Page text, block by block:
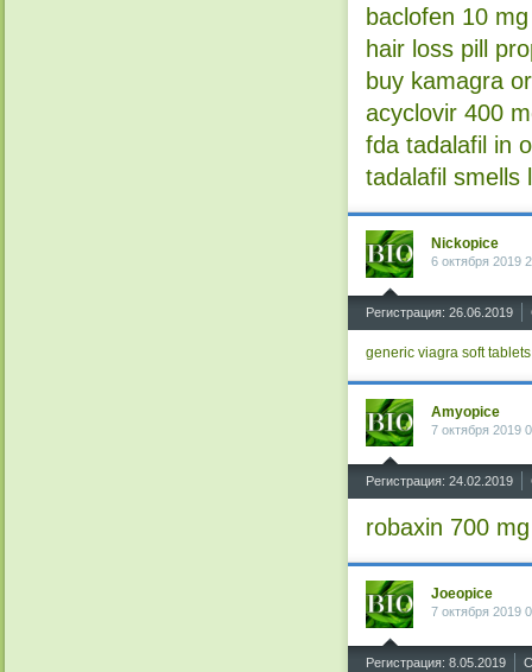
baclofen 10
hair loss pill
buy kamagra
acyclovir 400
fda tadalafil in
tadalafil smells
Nickopice
6 октября 2019
Регистрация: 26.06.2019
generic viagra soft tablets
Amyopice
7 октября 2019
Регистрация: 24.02.2019
robaxin 700 mg
Joeopice
7 октября 2019
Регистрация: 8.05.2019